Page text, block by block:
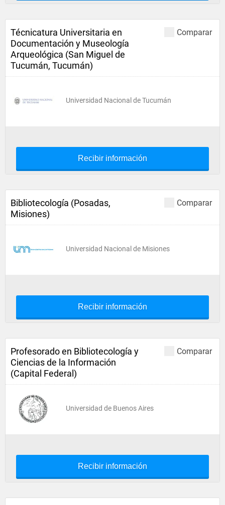
Comparar
Técnicatura Universitaria en
Documentación y Museología
Arqueológica (San Miguel de
Tucumán, Tucumán)
Universidad Nacional de Tucumán
Recibir información
Comparar
Bibliotecología (Posadas,
Misiones)
Universidad Nacional de Misiones
Recibir información
Comparar
Profesorado en Bibliotecología y
Ciencias de la Información
(Capital Federal)
Universidad de Buenos Aires
Recibir información